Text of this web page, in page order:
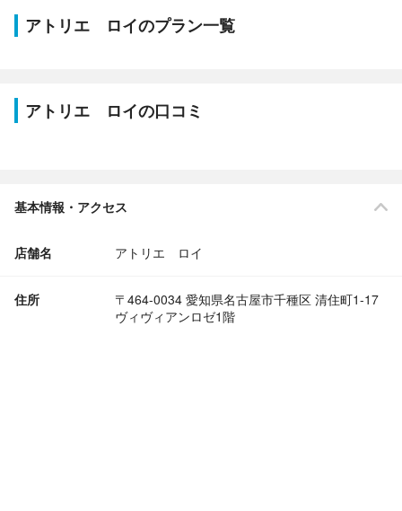
アトリエ ロイのプラン一覧
アトリエ ロイの口コミ
基本情報・アクセス
店舗名 アトリエ ロイ
住所
〒464-0034 愛知県名古屋市千種区 清住町1-17
ヴィヴィアンロゼ1階